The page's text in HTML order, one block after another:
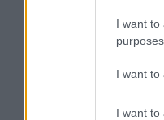
I want to
purposes.
I want to
I want to